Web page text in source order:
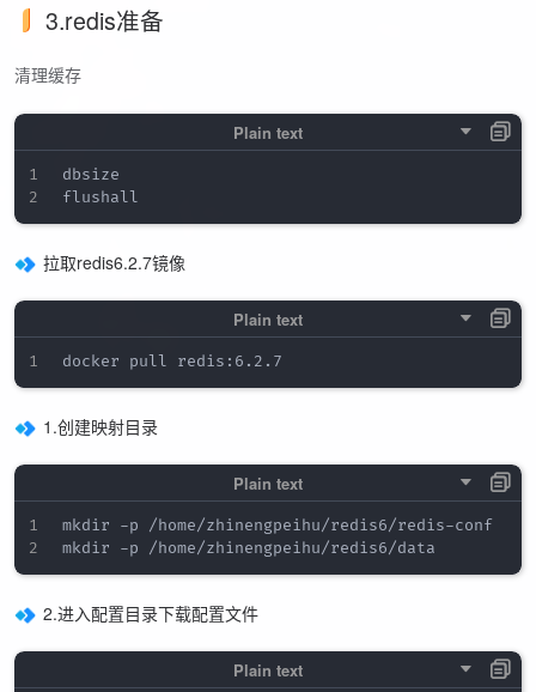
3.redis准备
清理缓存
dbsize
拉取redis6.2.7镜像
1.创建映射目录
mkdir -p /home/zhinengpeihu/redis6/redis-conf
2.进入配置目录下载配置文件